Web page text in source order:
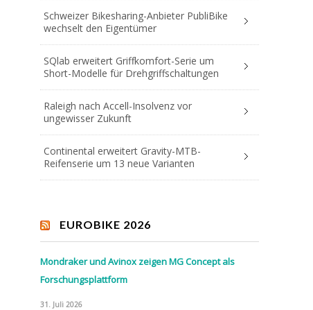
Schweizer Bikesharing-Anbieter PubliBike
wechselt den Eigentümer
SQlab erweitert Griffkomfort-Serie um
Short-Modelle für Drehgriffschaltungen
Raleigh nach Accell-Insolvenz vor
ungewisser Zukunft
Continental erweitert Gravity-MTB-
Reifenserie um 13 neue Varianten
EUROBIKE 2026
Mondraker und Avinox zeigen MG Concept als
Forschungsplattform
31. Juli 2026